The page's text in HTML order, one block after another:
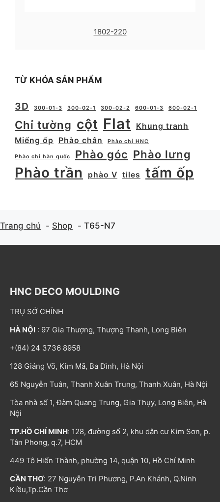
1802-220
TỪ KHÓA SẢN PHẨM
3D 300-01-3 300-02-1 300-02-2 600-01-3 600-02-1
Chỉ tường cột Flat
Khung tranh
Miếng ốp
Phào chân Phào chỉ HNC
Phào chỉ hàn quốc Phào góc Phào lưng
Phào trần phào V tiles tấm ốp
Trang chủ Shop T65-N7
HNC DECO MOULDING
TRỤ SỞ CHÍNH
HÀ NỘI : 97 Gia Thượng, Thượng Thanh, Long Biên
+(84) 24 3736 8958
128 Giảng Võ, Kim Mã, Ba Đình, Hà Nội
65 Nguyễn Tuân, Thanh Xuân Trung, Thanh Xuân, Hà Nội
Tòa nhà số 1, Đàm Quang Trung, Gia Thụy, Long Biên, Hà
Nội
TP.HỒ CHÍ MINH: 128, đường số 2, khu dân cư Kim Sơn, p.
Tân Phong, q.7, HCM
449 Tô Hiến Thành, phường 14, quận 10, Hồ Chí Minh
CẦN THƠ: 27 Nguyễn Tri Phương, P.An Khánh, Q.Ninh
Kiều,Tp.Cần Thơ